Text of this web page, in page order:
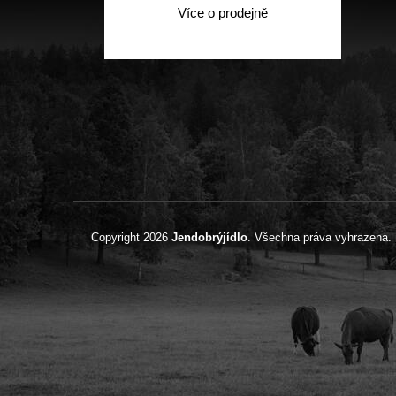
Více o prodejně
Copyright 2026 Jendobrýjídlo. Všechna práva vyhrazena.